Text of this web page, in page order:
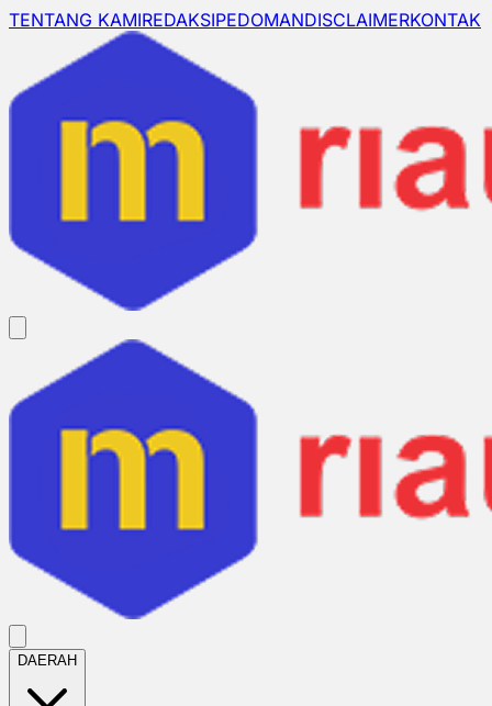
TENTANG KAMIREDAKSIPEDOMANDISCLAIMERKONTAK
DAERAH